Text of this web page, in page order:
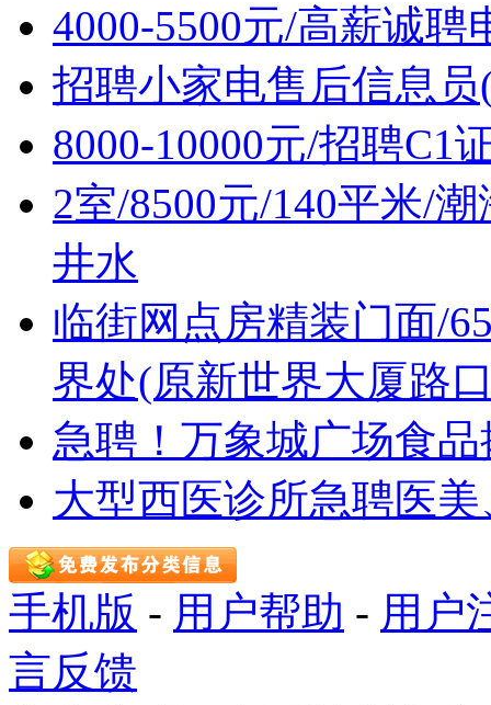
4000-5500元/高薪诚
招聘小家电售后信息
8000-10000元/招聘C1
2室/8500元/140平米/
井水
临街网点房精装门面/
界处(原新世界大厦路
急聘！万象城广场食
大型西医诊所急聘医
手机版 - 用户帮助 - 用户
言反馈